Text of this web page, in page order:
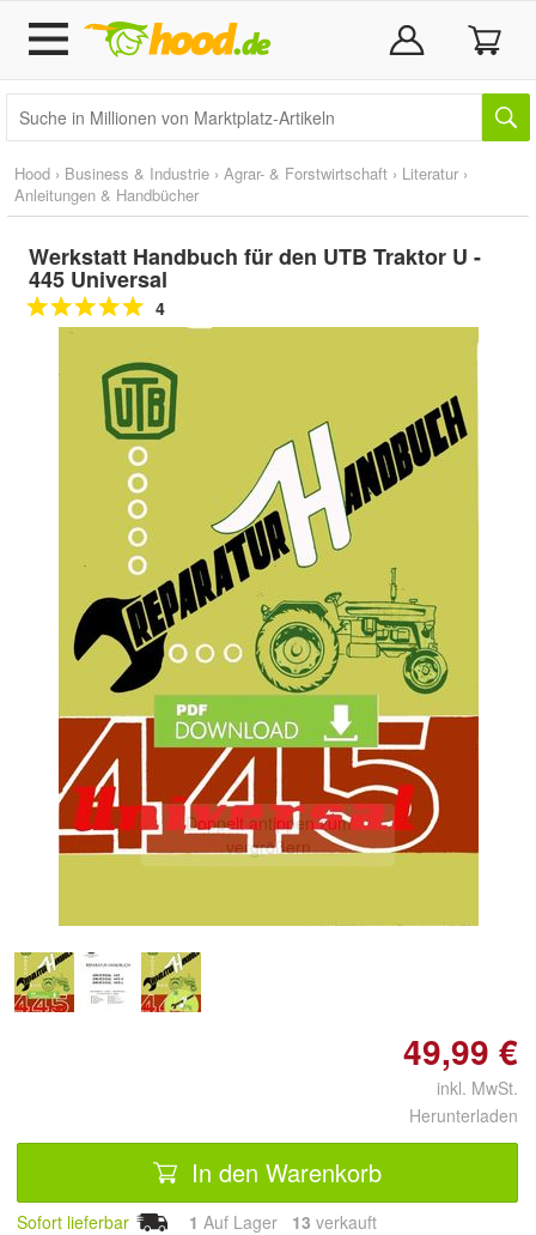
Hood › Business & Industrie › Agrar- & Forstwirtschaft › Literatur ›
Anleitungen & Handbücher
Werkstatt Handbuch für den UTB Traktor U -
445 Universal
4
Doppelt antippen zum
vergrößern
49,99 €
inkl. MwSt.
Herunterladen
In den Warenkorb
Sofort lieferbar 1 Auf Lager 13 verkauft